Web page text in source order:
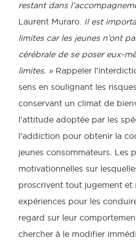
restant dans
Laurent Muraro.
Il est
limites car les jeunes n’ont
cérébrale de se poser eux-
limites. » Rappeler
sens en soulignant les
conservant un climat de
l’attitude adoptée par les
l’addiction pour obtenir la
jeunes consommateurs. Les
motivationnelles sur
proscrivent tout jugement et
expériences pour les
regard sur leur
chercher à le modifier